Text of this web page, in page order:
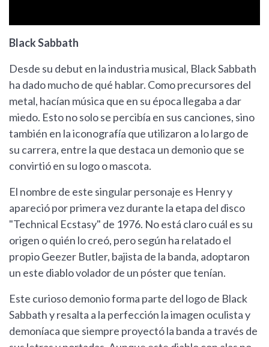
Black Sabbath
Desde su debut en la industria musical, Black Sabbath
ha dado mucho de qué hablar. Como precursores del
metal, hacían música que en su época llegaba a dar
miedo. Esto no solo se percibía en sus canciones, sino
también en la iconografía que utilizaron a lo largo de
su carrera, entre la que destaca un demonio que se
convirtió en su logo o mascota.
El nombre de este singular personaje es Henry y
apareció por primera vez durante la etapa del disco
"Technical Ecstasy" de 1976. No está claro cuál es su
origen o quién lo creó, pero según ha relatado el
propio Geezer Butler, bajista de la banda, adoptaron
un este diablo volador de un póster que tenían.
Este curioso demonio forma parte del logo de Black
Sabbath y resalta a la perfección la imagen oculista y
demoníaca que siempre proyectó la banda a través de